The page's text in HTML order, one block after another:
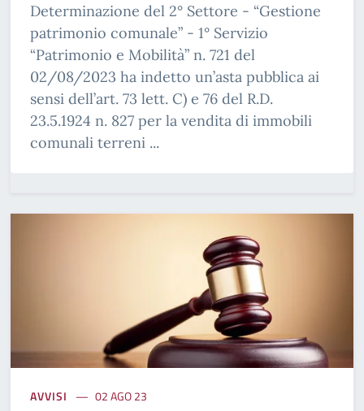
Determinazione del 2° Settore - “Gestione
patrimonio comunale” - 1° Servizio
“Patrimonio e Mobilità” n. 721 del
02/08/2023 ha indetto un’asta pubblica ai
sensi dell’art. 73 lett. C) e 76 del R.D.
23.5.1924 n. 827 per la vendita di immobili
comunali terreni ...
AVVISI 02 AGO 23